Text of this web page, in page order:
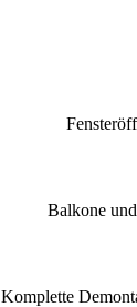
Balkone
Komplette